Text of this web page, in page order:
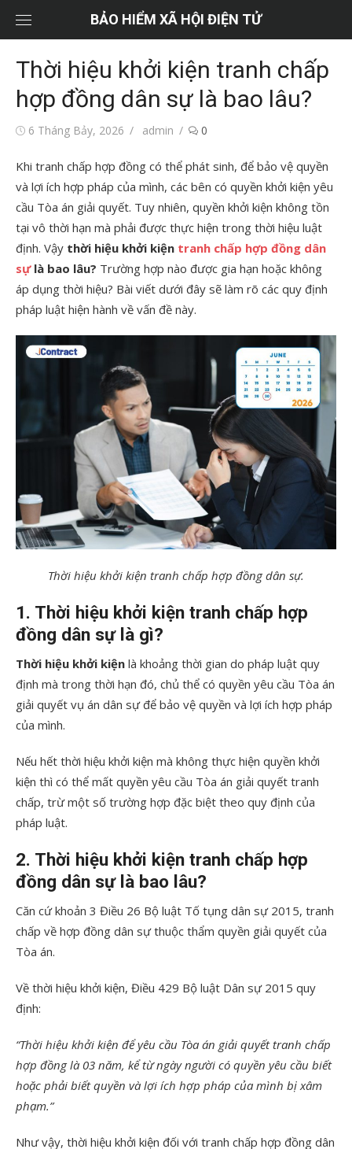
BẢO HIỂM XÃ HỘI ĐIỆN TỬ
Thời hiệu khởi kiện tranh chấp
hợp đồng dân sự là bao lâu?
Đăng6 Tháng Bảy, 2026
Tác
admin 0
Khi tranh chấp hợp đồng có thể phát sinh, để bảo vệ quyền
và lợi ích hợp pháp của mình, các bên có quyền khởi kiện yêu
cầu Tòa án giải quyết. Tuy nhiên, quyền khởi kiện không tồn
tại vô thời hạn mà phải được thực hiện trong thời hiệu luật
định. Vậy thời hiệu khởi kiện tranh chấp hợp đồng dân
sựlà bao lâu? Trường hợp nào được gia hạn hoặc không
áp dụng thời hiệu? Bài viết dưới đây sẽ làm rõ các quy định
pháp luật hiện hành về vấn đề này.
Thời hiệu khởi kiện tranh chấp hợp đồng dân sự.
1. Thời hiệu khởi kiện tranh chấp hợp
đồng dân sự là gì?
Thời hiệu khởi kiện là khoảng thời gian do pháp luật quy
định mà trong thời hạn đó, chủ thể có quyền yêu cầu Tòa án
giải quyết vụ án dân sự để bảo vệ quyền và lợi ích hợp pháp
của mình.
Nếu hết thời hiệu khởi kiện mà không thực hiện quyền khởi
kiện thì có thể mất quyền yêu cầu Tòa án giải quyết tranh
chấp, trừ một số trường hợp đặc biệt theo quy định của
pháp luật.
2. Thời hiệu khởi kiện tranh chấp hợp
đồng dân sự là bao lâu?
Căn cứ khoản 3 Điều 26 Bộ luật Tố tụng dân sự 2015, tranh
chấp về hợp đồng dân sự thuộc thẩm quyền giải quyết của
Tòa án.
Về thời hiệu khởi kiện, Điều 429 Bộ luật Dân sự 2015 quy
định:
“Thời hiệu khởi kiện để yêu cầu Tòa án giải quyết tranh chấp
hợp đồng là 03 năm, kể từ ngày người có quyền yêu cầu biết
hoặc phải biết quyền và lợi ích hợp pháp của mình bị xâm
phạm.”
Như vậy, thời hiệu khởi kiện đối với tranh chấp hợp đồng dân